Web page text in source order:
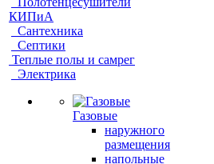
КИПиА
Сантехника
Септики
Теплые полы и самрег
Электрика
Газовые
наружного
размещения
напольные